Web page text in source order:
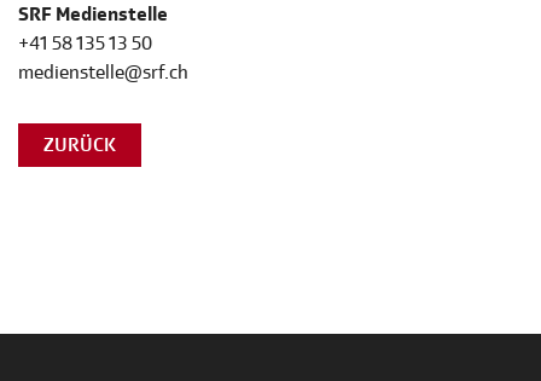
SRF Medienstelle
+41 58 135 13 50
medienstelle@srf.ch
ZURÜCK